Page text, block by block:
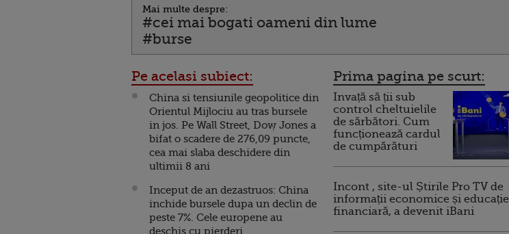
Mai multe despre:
#cei mai bogati oameni din lume
#burse
Pe acelasi subiect:
China si tensiunile geopolitice din
Orientul Mijlociu au tras bursele
in jos. Pe Wall Street, Dow Jones a
bifat o scadere de 276,09 puncte,
cea mai slaba deschidere din
ultimii 8 ani
Inceput de an dezastruos: China
inchide bursele dupa un declin de
peste 7%. Cele europene au
deschis cu pierderi
Prima pagina pe scurt:
Invață să ții sub
control cheltuielile
de sărbători. Cum
funcționează cardul
de cumpărături
Incont , site-ul Știrile Pro TV de
informații economice și educație
financiară, a devenit iBani